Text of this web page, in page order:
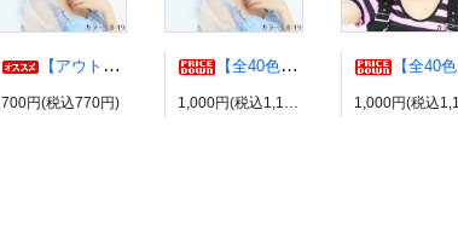
【アウトレット】コスプレウィッグ ブライトララ【展示品】
700円(税込770円)
【全40色】エアリーウルフ コスプレウィッグ ブライトララ
1,000円(税込1,100円)
【全40色】エッグショート コスプレウィッグ ブライトララ